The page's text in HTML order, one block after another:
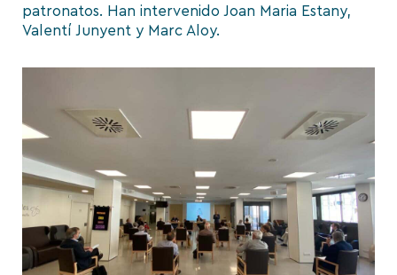
patronatos. Han intervenido Joan Maria Estany,
Valentí Junyent y Marc Aloy.